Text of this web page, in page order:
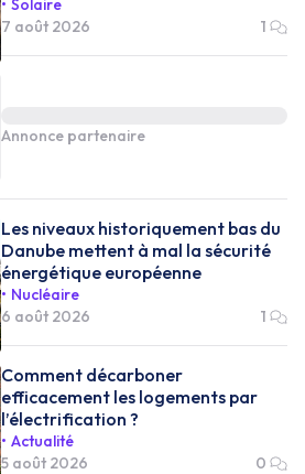
7 août 2026
1
Annonce partenaire
Les niveaux historiquement bas du
Danube mettent à mal la sécurité
énergétique européenne
Nucléaire
6 août 2026
1
Comment décarboner
efficacement les logements par
l’électrification ?
Actualité
5 août 2026
0